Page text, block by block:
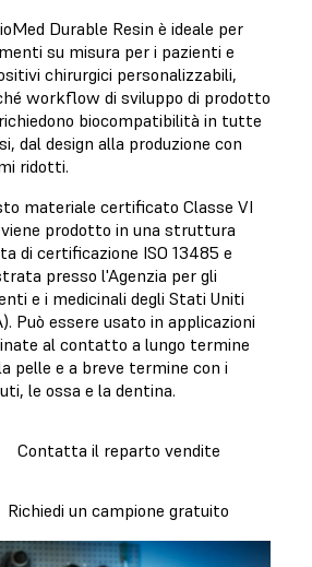
Durable Resin è ideale per
su misura per i pazienti e
chirurgici personalizzabili,
workflow di sviluppo di prodotto
biocompatibilità in tutte
dal design alla produzione con
ridotti.
materiale certificato Classe VI
viene prodotto in una struttura
di certificazione ISO 13485 e
presso l'Agenzia per gli
e i medicinali degli Stati Uniti
Può essere usato in applicazioni
al contatto a lungo termine
pelle e a breve termine con i
le ossa e la dentina.
Contatta il reparto vendite
Richiedi un campione gratuito